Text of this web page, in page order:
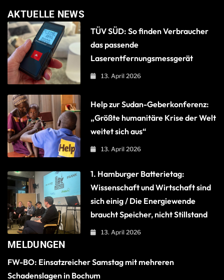
AKTUELLE NEWS
TÜV SÜD: So finden Verbraucher
das passende
Laserentfernungsmessgerät
13. April 2026
Help zur Sudan-Geberkonferenz:
„Größte humanitäre Krise der Welt
weitet sich aus“
13. April 2026
1. Hamburger Batterietag:
Wissenschaft und Wirtschaft sind
sich einig / Die Energiewende
braucht Speicher, nicht Stillstand
13. April 2026
MELDUNGEN
FW-BO: Einsatzreicher Samstag mit mehreren
Schadenslagen in Bochum